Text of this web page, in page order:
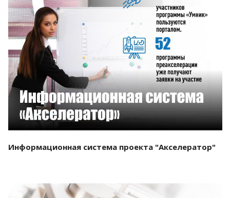
Смотреть проект
Информационная система проекта "Акселератор"